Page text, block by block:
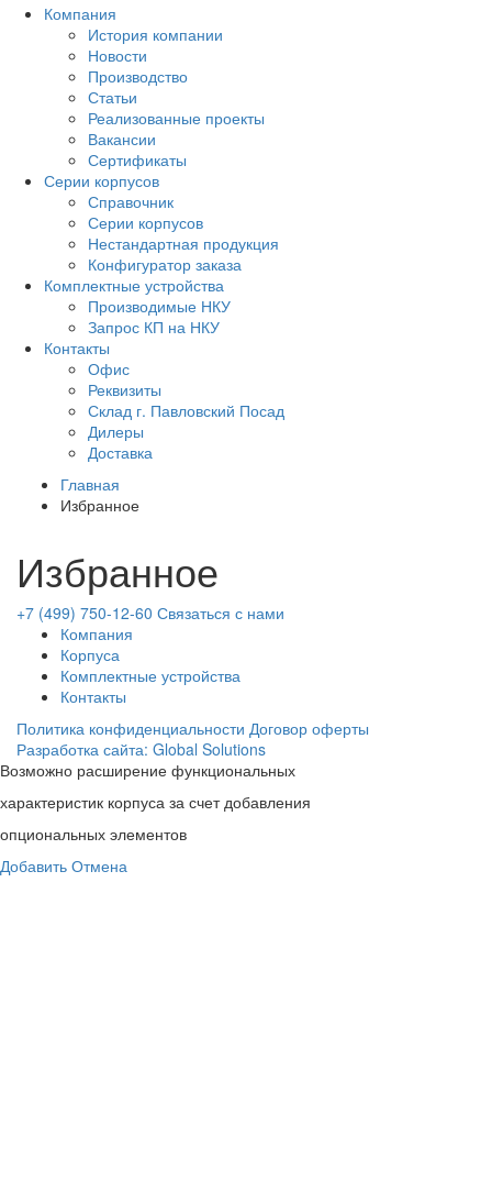
Компания
История компании
Новости
Производство
Статьи
Реализованные проекты
Вакансии
Сертификаты
Серии корпусов
Справочник
Серии корпусов
Нестандартная продукция
Конфигуратор заказа
Комплектные устройства
Производимые НКУ
Запрос КП на НКУ
Контакты
Офис
Реквизиты
Склад г. Павловский Посад
Дилеры
Доставка
Главная
Избранное
Избранное
+7 (499) 750-12-60 Связаться с нами
Компания
Корпуса
Комплектные устройства
Контакты
Политика конфиденциальности Договор оферты
Разработка сайта: Global Solutions
Возможно расширение функциональных
характеристик корпуса за счет добавления
опциональных элементов
Добавить Отмена